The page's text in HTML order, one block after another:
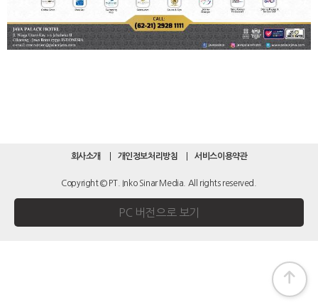
회사소개 개인정보처리방침 서비스이용약관
Copyright © PT. Inko Sinar Media. All rights reserved.
PC 버전으로 보기